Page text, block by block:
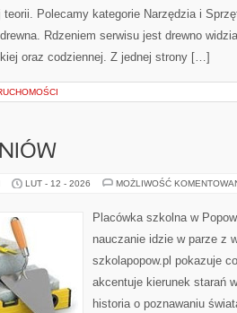
Polecamy kategorie Narzędzia i
Rdzeniem serwisu jest drewno
oraz codziennej. Z jednej strony […]
LUT - 12 - 2026 MOŻLIWOŚĆ
Placówka szkolna w
nauczanie idzie w parze z
szkolapopow.pl pokazuje
akcentuje kierunek starań
historia o poznawaniu